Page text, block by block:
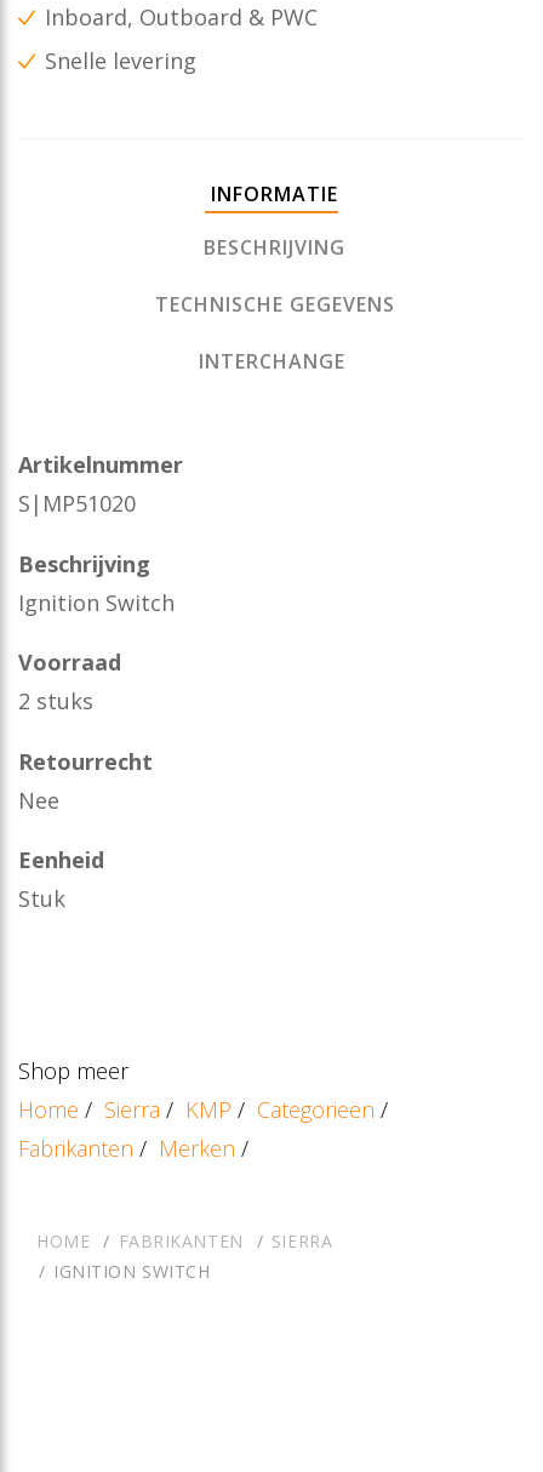
Inboard, Outboard & PWC
Snelle levering
INFORMATIE
BESCHRIJVING
TECHNISCHE GEGEVENS
INTERCHANGE
Artikelnummer
S|MP51020
Beschrijving
Ignition Switch
Voorraad
2 stuks
Retourrecht
Nee
Eenheid
Stuk
Shop meer
Home / Sierra / KMP / Categorieën /
Fabrikanten / Merken /
HOME FABRIKANTEN
SIERRA
IGNITION SWITCH